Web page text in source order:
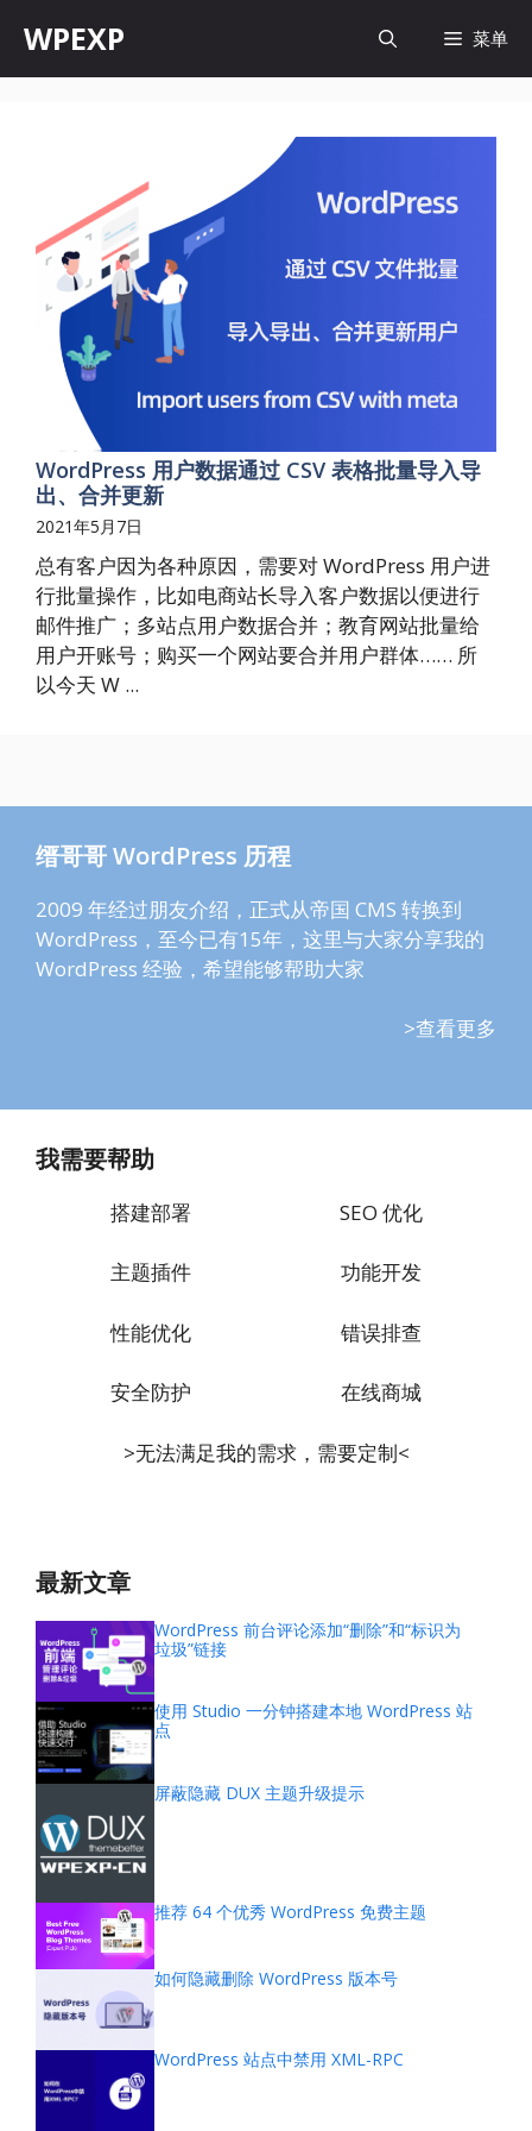
内
WPEXP 菜单
WordPress 用户数据通过 CSV 表格批量导入导
出、合并更新
2021年5月7日
总有客户因为各种原因，需要对 WordPress 用户进
行批量操作，比如电商站长导入客户数据以便进行
邮件推广；多站点用户数据合并；教育网站批量给
用户开账号；购买一个网站要合并用户群体…… 所
以今天 W ...
缙哥哥 WordPress 历程
2009 年经过朋友介绍，正式从帝国 CMS 转换到
WordPress，至今已有15年，这里与大家分享我的
WordPress 经验，希望能够帮助大家
>查看更多
我需要帮助
搭建部署
主题插件
性能优化
安全防护
SEO 优化
功能开发
错误排查
在线商城
>无法满足我的需求，需要定制<
最新文章
WordPress 前台评论添加“删除”和“标识为
垃圾”链接
使用 Studio 一分钟搭建本地 WordPress 站
点
屏蔽隐藏 DUX 主题升级提示
推荐 64 个优秀 WordPress 免费主题
如何隐藏删除 WordPress 版本号
WordPress 站点中禁用 XML-RPC